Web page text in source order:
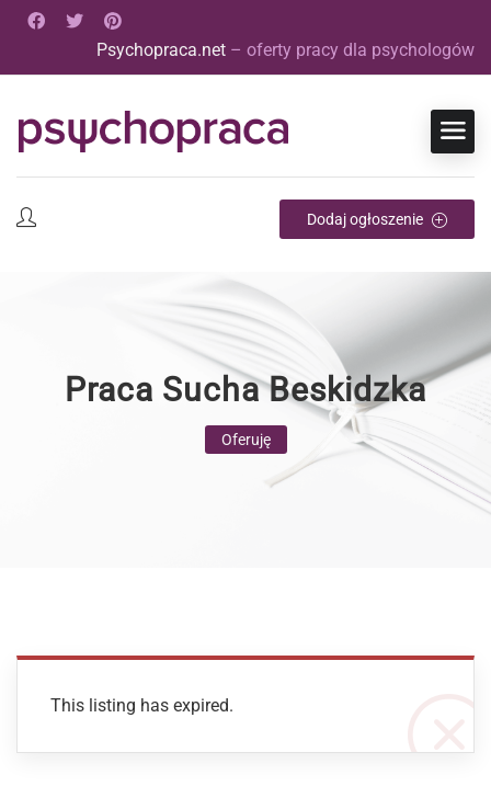
Psychopraca.net – oferty pracy dla psychologów
Dodaj ogłoszenie
Praca Sucha Beskidzka
Oferuję
This listing has expired.